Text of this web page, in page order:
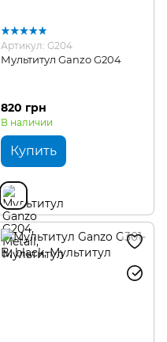
Артикул: G204
Мультитул Ganzo G204
820 грн
В наличии
Купить